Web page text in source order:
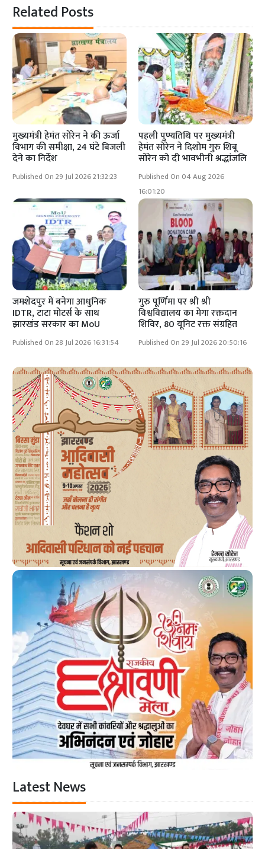
Related Posts
मुख्यमंत्री हेमंत सोरेन ने की ऊर्जा
विभाग की समीक्षा, 24 घंटे बिजली
देने का निर्देश
Published On 29 Jul 2026 21:32:23
पहली पुण्यतिथि पर मुख्यमंत्री
हेमंत सोरेन ने दिशोम गुरु शिबू
सोरेन को दी भावभीनी श्रद्धांजलि
Published On 04 Aug 2026
16:01:20
जमशेदपुर में बनेगा आधुनिक
IDTR, टाटा मोटर्स के साथ
झारखंड सरकार का MoU
Published On 28 Jul 2026 16:31:54
गुरु पूर्णिमा पर श्री श्री
विश्वविद्यालय का मेगा रक्तदान
शिविर, 80 यूनिट रक्त संग्रहित
Published On 29 Jul 2026 20:50:16
Latest News